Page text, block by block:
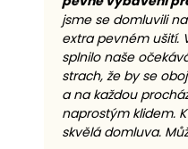
jsme se domluvili
extra pevném ušití.
splnilo naše
strach, že by se
a na každou
naprostým klidem.
skvělá domluva.